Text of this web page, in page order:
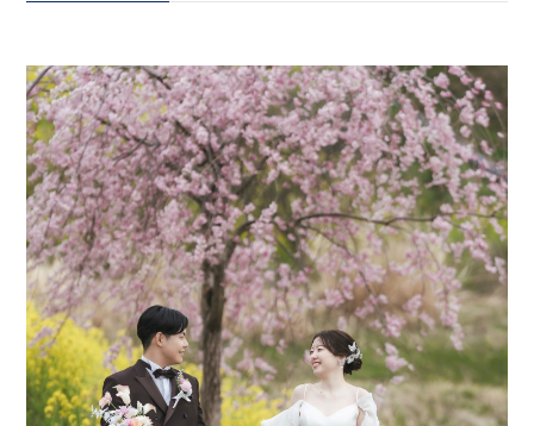
来店のご予約
お問い合わせ
プライバシーポリシー
ふたりの「やりたい」を詰め込ん
だ1日！ この日は、ご家族もお着
物やスーツでご参加 大切な人たち
に見守られながら、 笑顔も涙もあ
ふれる、 かけがえのない時間にな
りました。 実際の1日の流れはこ
ちら 10:00〜 スタジオ撮影
11:15〜 移動 12:00〜 龍泉寺に
て和装撮影 12:30〜 洋装へお着